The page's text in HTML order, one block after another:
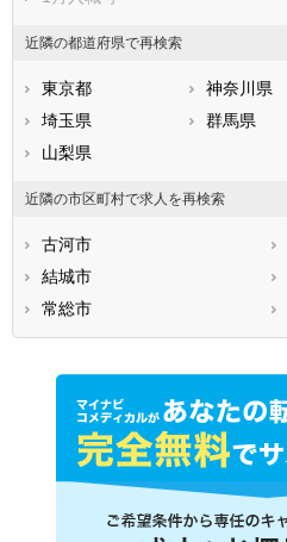
近隣の都道府県で再検索
東京都 神奈川県
埼玉県
群馬県
山梨県
近隣の市区町村で求人を再検索
古河市
結城市
常総市